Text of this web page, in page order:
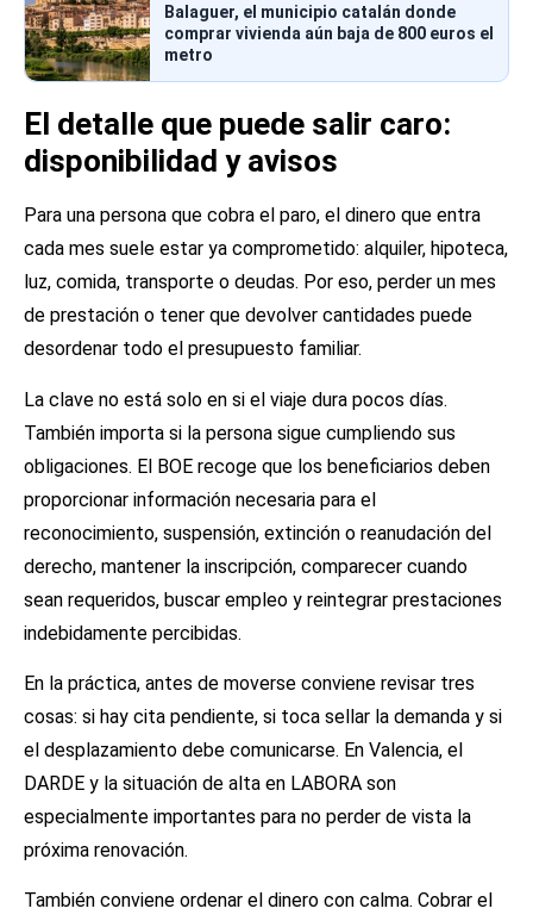
Balaguer, el municipio catalán donde
comprar vivienda aún baja de 800 euros el
metro
El detalle que puede salir caro:
disponibilidad y avisos
Para una persona que cobra el paro, el dinero que entra
cada mes suele estar ya comprometido: alquiler, hipoteca,
luz, comida, transporte o deudas. Por eso, perder un mes
de prestación o tener que devolver cantidades puede
desordenar todo el presupuesto familiar.
La clave no está solo en si el viaje dura pocos días.
También importa si la persona sigue cumpliendo sus
obligaciones. El BOE recoge que los beneficiarios deben
proporcionar información necesaria para el
reconocimiento, suspensión, extinción o reanudación del
derecho, mantener la inscripción, comparecer cuando
sean requeridos, buscar empleo y reintegrar prestaciones
indebidamente percibidas.
En la práctica, antes de moverse conviene revisar tres
cosas: si hay cita pendiente, si toca sellar la demanda y si
el desplazamiento debe comunicarse. En Valencia, el
DARDE y la situación de alta en LABORA son
especialmente importantes para no perder de vista la
próxima renovación.
También conviene ordenar el dinero con calma. Cobrar el